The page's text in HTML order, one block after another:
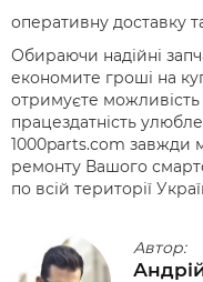
оперативну доставку та
Обираючи надійні
економите гроші на
отримуєте
працездатність
1000parts.com завжди
ремонту Вашого
по всій території
Автор: